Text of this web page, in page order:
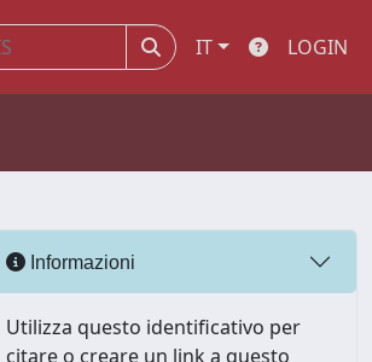
IT LOGIN
Informazioni
Utilizza questo identificativo per
citare o creare un link a questo